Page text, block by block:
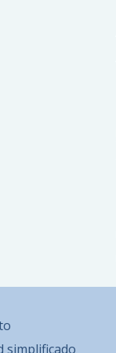
simplificado